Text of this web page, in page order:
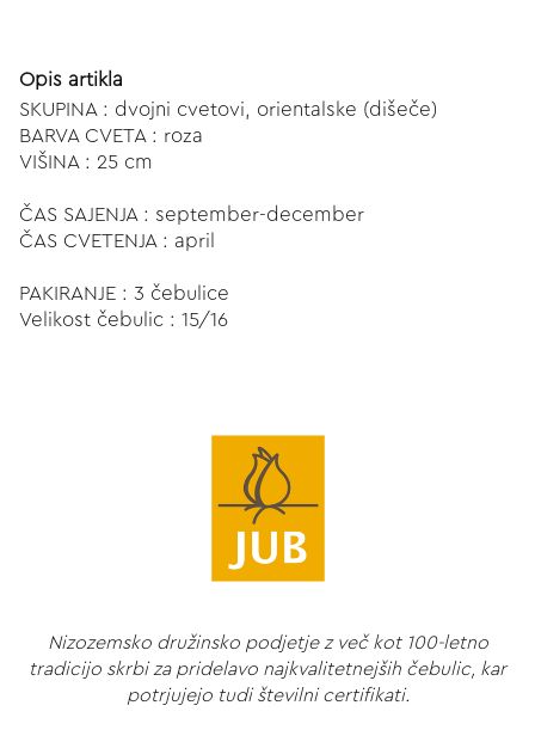
Opis artikla
SKUPINA : dvojni cvetovi, orientalske (dišeče)
BARVA CVETA : roza
VIŠINA : 25 cm
ČAS SAJENJA : september-december
ČAS CVETENJA : april
PAKIRANJE : 3 čebulice
Velikost čebulic : 15/16
Nizozemsko družinsko podjetje z več kot 100-letno
tradicijo skrbi za pridelavo najkvalitetnejših čebulic, kar
potrjujejo tudi številni certifikati.